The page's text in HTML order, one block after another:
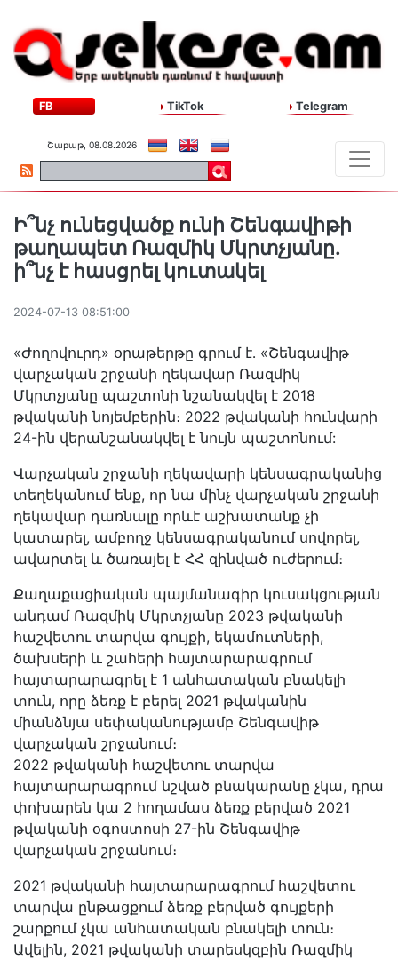
FB TikTok Telegram
Շաբաթ, 08.08.2026
Ի՞նչ ունեցվածք ունի Շենգավիթի
թաղապետ Ռազմիկ Մկրտչյանը․
ի՞նչ է հասցրել կուտակել
2024-07-13 08:51:00
«Ժողովուրդ» օրաթերթը գրում է․ «Շենգավիթ
վարչական շրջանի ղեկավար Ռազմիկ
Մկրտչյանը պաշտոնի նշանակվել է 2018
թվականի նոյեմբերին։ 2022 թվականի հունվարի
24-ին վերանշանակվել է նույն պաշտոնում:
Վարչական շրջանի ղեկավարի կենսագրականից
տեղեկանում ենք, որ նա մինչ վարչական շրջանի
ղեկավար դառնալը որևէ աշխատանք չի
կատարել, ամբողջ կենսագրականում սովորել,
ավարտել և ծառայել է ՀՀ զինված ուժերում։
Քաղաքացիական պայմանագիր կուսակցության
անդամ Ռազմիկ Մկրտչյանը 2023 թվականի
հաշվետու տարվա գույքի, եկամուտների,
ծախսերի և շահերի հայտարարագրում
հայտարարագրել է 1 անհատական բնակելի
տուն, որը ձեռք է բերել 2021 թվականին
միանձնյա սեփականությամբ Շենգավիթ
վարչական շրջանում։
2022 թվականի հաշվետու տարվա
հայտարարագրում նշված բնակարանը չկա, դրա
փոխարեն կա 2 հողամաս ձեռք բերված 2021
թվականի օգոստոսի 27-ին Շենգավիթ
վարչական շրջանում։
2021 թվականի հայտարարագրում հաշվետու
տարվա ընթացքում ձեռք բերված գույքերի
շարքում չկա անհատական բնակելի տուն։
Ավելին, 2021 թվականի տարեսկզբին Ռազմիկ